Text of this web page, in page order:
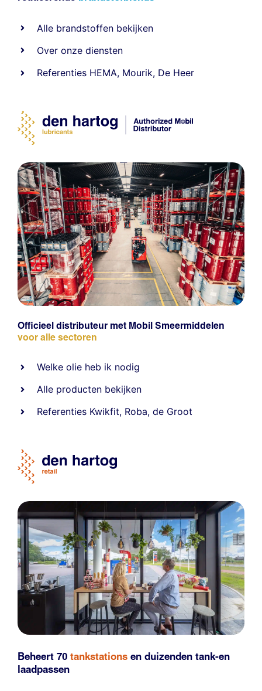
Alle brandstoffen bekijken
Over onze diensten
Referenties HEMA, Mourik, De Heer
Officieel distributeur met Mobil Smeermiddelen
voor alle sectoren
Welke olie heb ik nodig
Alle producten bekijken
Referenties Kwikfit, Roba,de Groot
Beheert 70 tankstations en duizenden tank-en
laadpassen